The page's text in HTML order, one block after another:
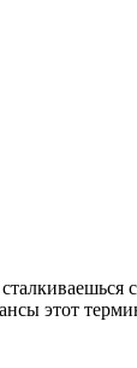
этот